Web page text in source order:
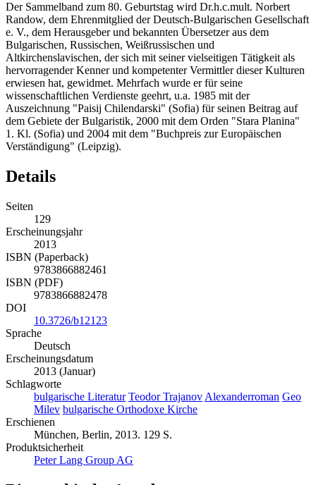
Der Sammelband zum 80. Geburtstag wird Dr.h.c.mult. Norbert
Randow, dem Ehrenmitglied der Deutsch-Bulgarischen Gesellschaft
e. V., dem Herausgeber und bekannten Übersetzer aus dem
Bulgarischen, Russischen, Weißrussischen und
Altkirchenslavischen, der sich mit seiner vielseitigen Tätigkeit als
hervorragender Kenner und kompetenter Vermittler dieser Kulturen
erwiesen hat, gewidmet. Mehrfach wurde er für seine
wissenschaftlichen Verdienste geehrt, u.a. 1985 mit der
Auszeichnung "Paisij Chilendarski" (Sofia) für seinen Beitrag auf
dem Gebiete der Bulgaristik, 2000 mit dem Orden "Stara Planina"
1. Kl. (Sofia) und 2004 mit dem "Buchpreis zur Europäischen
Verständigung" (Leipzig).
Details
Seiten
129
Erscheinungsjahr
2013
ISBN (Paperback)
9783866882461
ISBN (PDF)
9783866882478
DOI
10.3726/b12123
Sprache
Deutsch
Erscheinungsdatum
2013 (Januar)
Schlagworte
bulgarische Literatur Teodor Trajanov Alexanderroman Geo
Milev bulgarische Orthodoxe Kirche
Erschienen
München, Berlin, 2013. 129 S.
Produktsicherheit
Peter Lang Group AG